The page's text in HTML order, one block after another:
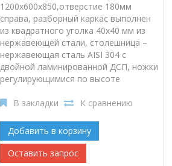
1200x600x850,отверстие 180мм
справа, разборный каркас выполнен
из квадратного уголка 40х40 мм из
нержавеющей стали, столешница –
нержавеющая сталь AISI 304 с
двойной ламинированной ДСП, ножки
регулирующимися по высоте
В закладки К сравнению
Добавить в корзину
Оставить запрос